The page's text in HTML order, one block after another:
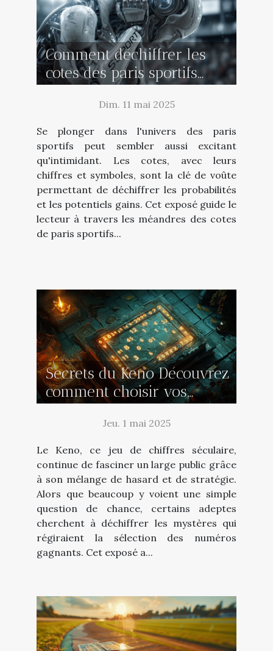
Comment déchiffrer les
cotes des paris sportifs
pour des gains constants
Dim. 11 mai 2025
Se plonger dans l'univers des paris
sportifs peut sembler aussi excitant
qu'intimidant. Les cotes, avec leurs
chiffres et symboles, sont la clé de voûte
permettant de déchiffrer les probabilités
et les potentiels gains. Cet exposé guide le
lecteur à travers les méandres des cotes
de paris sportifs...
Secrets du Keno Découvrez
comment choisir vos
numéros pour une
rentabilité optimale
Jeu. 1 mai 2025
Le Keno, ce jeu de chiffres séculaire,
continue de fasciner un large public grâce
à son mélange de hasard et de stratégie.
Alors que beaucoup y voient une simple
question de chance, certains adeptes
cherchent à déchiffrer les mystères qui
régiraient la sélection des numéros
gagnants. Cet exposé a...